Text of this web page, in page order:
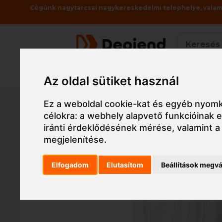
Az oldal sütiket használ
Ez a weboldal cookie-kat és egyéb
célokra:a webhely alapvető funkcióinak
iránti érdeklődésének mérése, valamint
megjelenítése.
Elfogadom Elutasítom Beállítások
Cégünk nagytarcsai nagykereskedelmi telephelye,
Termékek